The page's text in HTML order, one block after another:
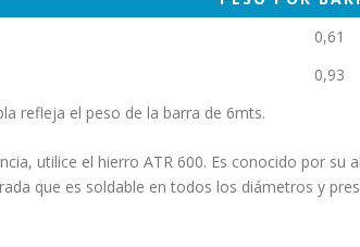
0,61
0,93
refleja el peso de la barra de 6mts.
utilice el hierro ATR 600. Es conocido por su
que es soldable en todos los diámetros y